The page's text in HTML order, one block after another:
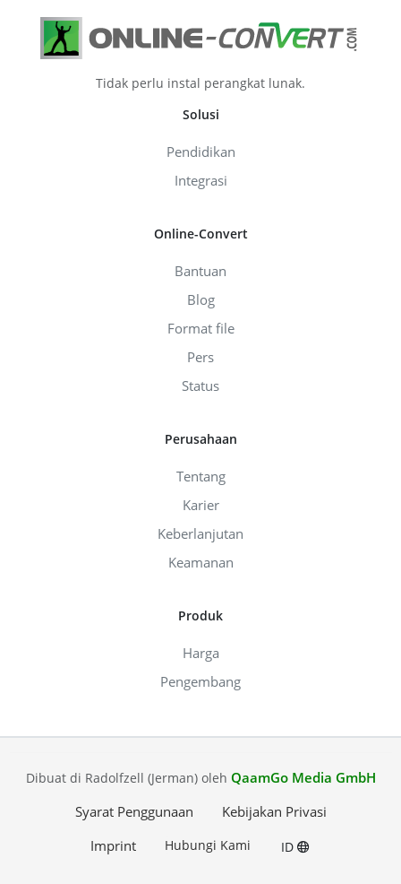
Tidak perlu instal perangkat lunak.
Solusi
Pendidikan
Integrasi
Online-Convert
Bantuan
Blog
Format file
Pers
Status
Perusahaan
Tentang
Karier
Keberlanjutan
Keamanan
Produk
Harga
Pengembang
Dibuat di Radolfzell (Jerman) oleh QaamGo Media GmbH
Syarat Penggunaan
Kebijakan Privasi
Imprint
Hubungi Kami ID